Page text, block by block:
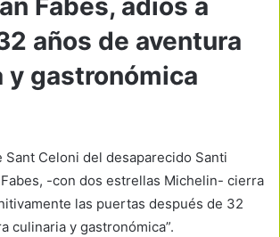
Fabes, adiós a
años de aventura
y gastronómica
Sant Celoni del desaparecido Santi
Fabes, -con dos estrellas Michelin- cierra
las puertas después de 32
culinaria y gastronómica”.